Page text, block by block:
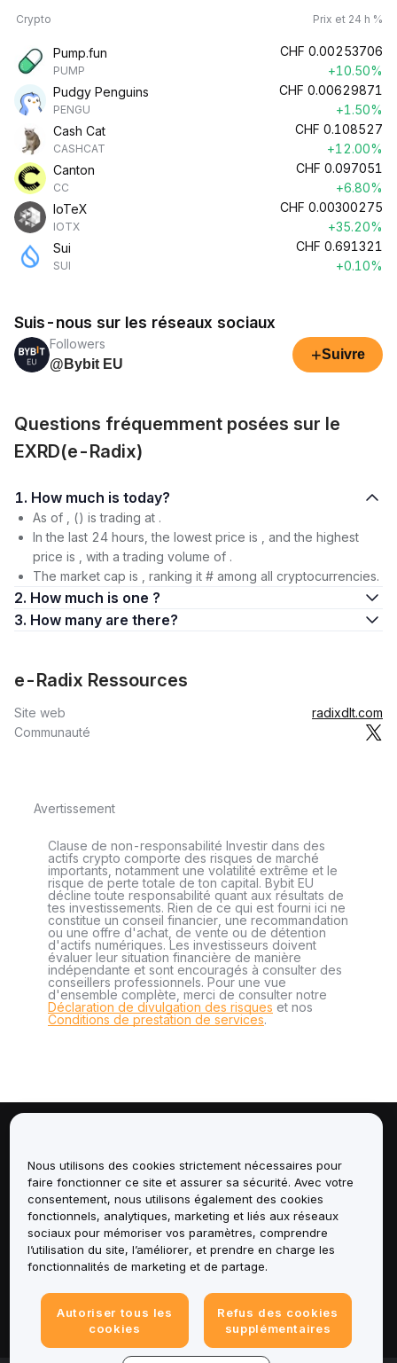
Crypto Prix et 24 h %
Pump.fun
PUMP
CHF 0.00253706
+10.50%
Pudgy Penguins
PENGU
CHF 0.00629871
+1.50%
Cash Cat
CASHCAT
CHF 0.108527
+12.00%
Canton
CC
CHF 0.097051
+6.80%
IoTeX
IOTX
CHF 0.00300275
+35.20%
Sui
SUI
CHF 0.691321
+0.10%
Suis-nous sur les réseaux sociaux
Followers
@Bybit EU
+Suivre
Questions fréquemment posées sur le
EXRD(e-Radix)
1. How much is today?
As of , () is trading at .
In the last 24 hours, the lowest price is , and the highest
price is , with a trading volume of .
The market cap is , ranking it # among all cryptocurrencies.
2. How much is one ?
3. How many are there?
e-Radix Ressources
Site web
radixdlt.com
Communauté
Avertissement
Clause de non-responsabilité Investir dans des
actifs crypto comporte des risques de marché
importants, notamment une volatilité extrême et le
risque de perte totale de ton capital. Bybit EU
décline toute responsabilité quant aux résultats de
tes investissements. Rien de ce qui est fourni ici ne
constitue un conseil financier, une recommandation
ou une offre d'achat, de vente ou de détention
d'actifs numériques. Les investisseurs doivent
évaluer leur situation financière de manière
indépendante et sont encouragés à consulter des
conseillers professionnels. Pour une vue
d'ensemble complète, merci de consulter notre
Déclaration de divulgation des risques et nos
Conditions de prestation de services.
Services
Assistance
Produits
Mentions légales
Nous utilisons des cookies strictement nécessaires pour
faire fonctionner ce site et assurer sa sécurité. Avec votre
consentement, nous utilisons également des cookies
fonctionnels, analytiques, marketing et liés aux réseaux
sociaux pour mémoriser vos paramètres, comprendre
l’utilisation du site, l’améliorer, et prendre en charge les
fonctionnalités de marketing et de partage.
Autoriser tous les
cookies
Refus des cookies
supplémentaires